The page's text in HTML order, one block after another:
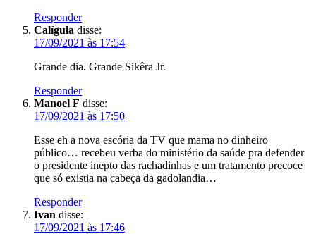
Responder
Calígula disse:
17/09/2021 às 17:54
Grande dia. Grande Sikêra Jr.
Responder
Manoel F disse:
17/09/2021 às 17:50
Esse eh a nova escória da TV que mama no dinheiro
público… recebeu verba do ministério da saúde pra defender
o presidente inepto das rachadinhas e um tratamento precoce
que só existia na cabeça da gadolandia…
Responder
Ivan disse:
17/09/2021 às 17:46